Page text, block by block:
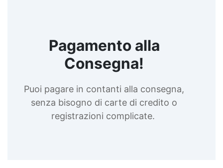
Pagamento alla
Consegna!
Puoi pagare in contanti alla consegna,
senza bisogno di carte di credito o
registrazioni complicate.